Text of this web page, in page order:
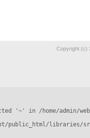
Copyright (c)
'~' in /home/admin/
public_html/libraries/